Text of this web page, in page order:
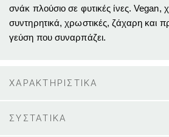
σνάκ πλούσιο σε φυτικές ίνες. Vegan,
συντηρητικά, χρωστικές, ζάχαρη και
γεύση που συναρπάζει.
ΧΑΡΑΚΤΗΡΙΣΤΙΚΑ
ΣΥΣΤΑΤΙΚΑ